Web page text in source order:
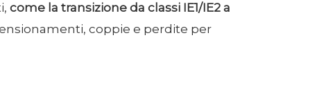
come la transizione da classi IE1/IE2 a
coppie e perdite per